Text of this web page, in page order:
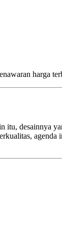
harga
itu, desainnya